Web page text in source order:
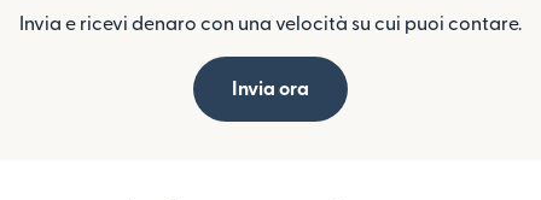
Invia e ricevi denaro con una velocità su cui puoi contare.
Invia ora